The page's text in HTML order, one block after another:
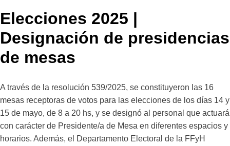
Elecciones 2025 |
Designación de presidencias
de mesas
A través de la resolución 539/2025, se constituyeron las 16
mesas receptoras de votos para las elecciones de los días 14 y
15 de mayo, de 8 a 20 hs, y se designó al personal que actuará
con carácter de Presidente/a de Mesa en diferentes espacios y
horarios. Además, el Departamento Electoral de la FFyH